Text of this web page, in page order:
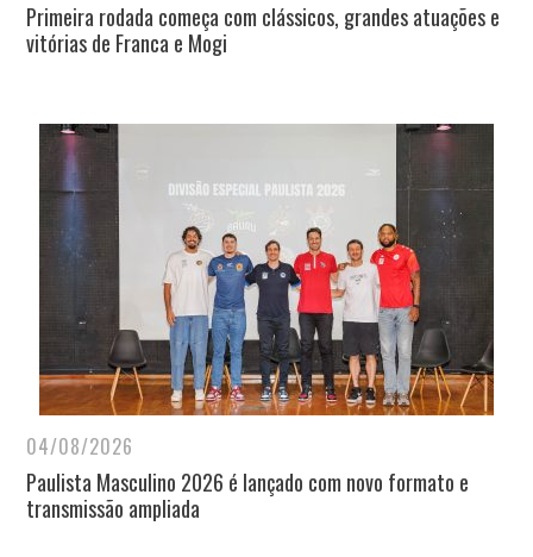
Primeira rodada começa com clássicos, grandes atuações e
vitórias de Franca e Mogi
04/08/2026
Paulista Masculino 2026 é lançado com novo formato e
transmissão ampliada